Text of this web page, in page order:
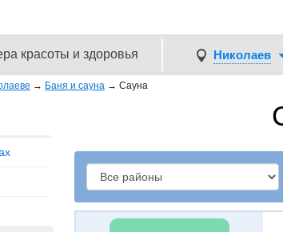
красоты и здоровья Николаев
→ Баня и сауна → Сауна